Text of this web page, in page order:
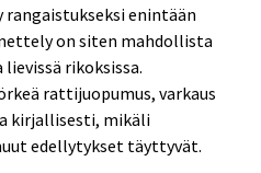
enintään
on siten mahdollista
rikoksissa.
rattijuopumus, varkaus
kirjallisesti, mikäli
edellytykset täyttyvät.